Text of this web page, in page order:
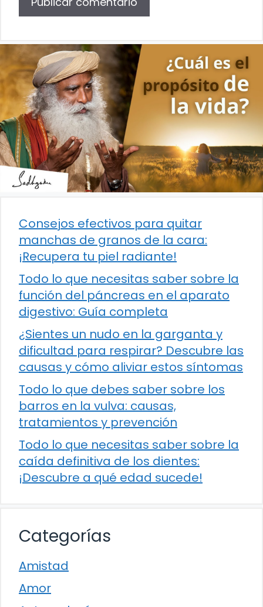
Consejos efectivos para quitar
manchas de granos de la cara:
¡Recupera tu piel radiante!
Todo lo que necesitas saber sobre la
función del páncreas en el aparato
digestivo: Guía completa
¿Sientes un nudo en la garganta y
dificultad para respirar? Descubre las
causas y cómo aliviar estos síntomas
Todo lo que debes saber sobre los
barros en la vulva: causas,
tratamientos y prevención
Todo lo que necesitas saber sobre la
caída definitiva de los dientes:
¡Descubre a qué edad sucede!
Categorías
Amistad
Amor